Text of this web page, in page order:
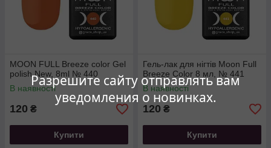
Разрешите сайту отправлять вам
уведомления о новинках.
MOON FULL Breeze color Gel
polish New, 8ml № 440
В наявності
120 ₴
Купити
Гель-лак для нігтів Moon Full
Breeze Color 8 мл, № 441
В наявності
120 ₴
Купити